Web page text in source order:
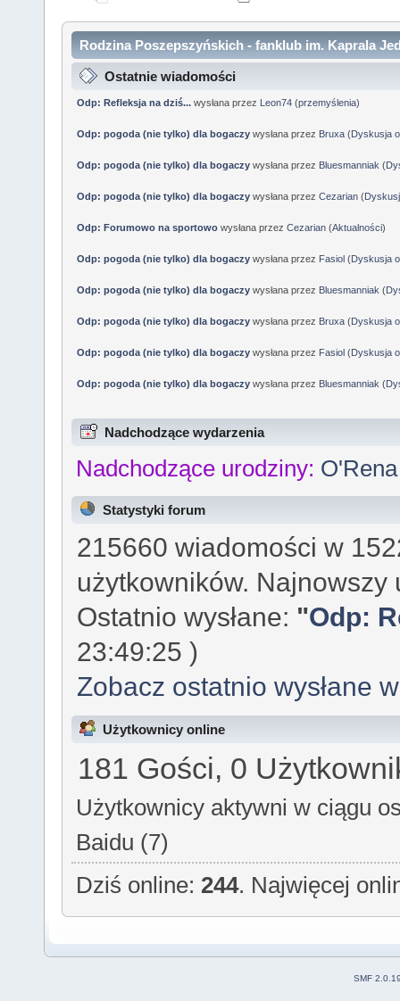
Rodzina Poszepszyńskich - fanklub im. Kaprala
Ostatnie wiadomości
Odp: Refleksja na dziś...wysłana przez Leon74(przemyślenia)
Odp: pogoda (nie tylko) dla bogaczywysłana przez Bruxa(Dyskusja
Odp: pogoda (nie tylko) dla bogaczywysłana przez Bluesmanniak (
Odp: pogoda (nie tylko) dla bogaczywysłana przez Cezarian(
Odp: Forumowo na sportowowysłana przez Cezarian(Aktualności)
Odp: pogoda (nie tylko) dla bogaczywysłana przez Fasiol(Dyskusja
Odp: pogoda (nie tylko) dla bogaczywysłana przez Bluesmanniak (
Odp: pogoda (nie tylko) dla bogaczywysłana przez Bruxa(Dyskusja
Odp: pogoda (nie tylko) dla bogaczywysłana przez Fasiol(Dyskusja
Odp: pogoda (nie tylko) dla bogaczywysłana przez Bluesmanniak (
Nadchodzące wydarzenia
Nadchodzące urodziny:
Statystyki forum
215660 wiadomości w
użytkowników.
Ostatnio wysłane: "Odp:
23:49:25 )
Zobacz ostatnio wysłane
Użytkownicy online
181 Gości, 0
Użytkownicy aktywni w ciągu
Baidu (7)
Dziś online: 244. Najwięcej
SMF